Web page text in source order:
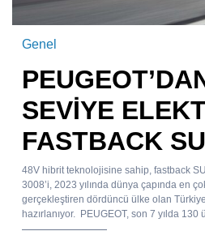
Genel
SEVİYE
FASTBACK
48V hibrit teknolojisine sahip, fastback
3008’i, 2023 yılında dünya çapında en
gerçekleştiren dördüncü ülke olan
hazırlanıyor. PEUGEOT, son 7 yılda 130